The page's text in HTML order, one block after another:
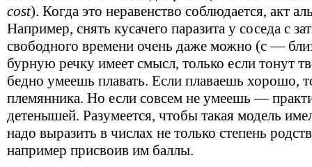
cost). Когда это неравенство соблюдается, акт
Например, снять кусачего паразита у соседа с
свободного времени очень даже можно (с —
бурную речку имеет смысл, только если тонут
бедно умеешь плавать. Если плаваешь хорошо,
племянника. Но если совсем не умеешь —
детенышей. Разумеется, чтобы такая модель
надо выразить в числах не только степень
например присвоив им баллы.